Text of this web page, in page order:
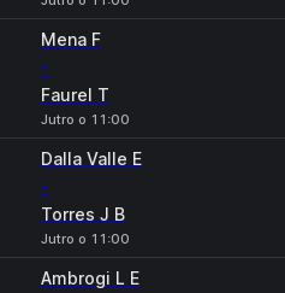
Mena F
-
Faurel T
Jutro o 11:00
Dalla Valle E
-
Torres J B
Jutro o 11:00
Ambrogi L E